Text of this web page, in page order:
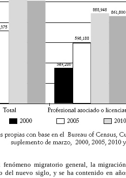
migratorio general, la
del nuevo siglo, y se ha contenido en